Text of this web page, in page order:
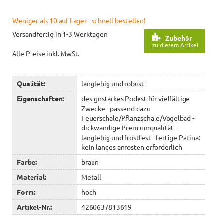
Weniger als 10 auf Lager - schnell bestellen!
Zubehör
zu diesem Artikel
Versandfertig in 1-3 Werktagen
Alle Preise inkl. MwSt.
Qualität:
langlebig und robust
Eigenschaften:
designstarkes Podest für vielfältige
Zwecke - passend dazu
Feuerschale/Pflanzschale/Vogelbad -
dickwandige Premiumqualität-
langlebig und frostfest - fertige Patina:
kein langes anrosten erforderlich
Farbe:
braun
Material:
Metall
Form:
hoch
Artikel-Nr.:
4260637813619